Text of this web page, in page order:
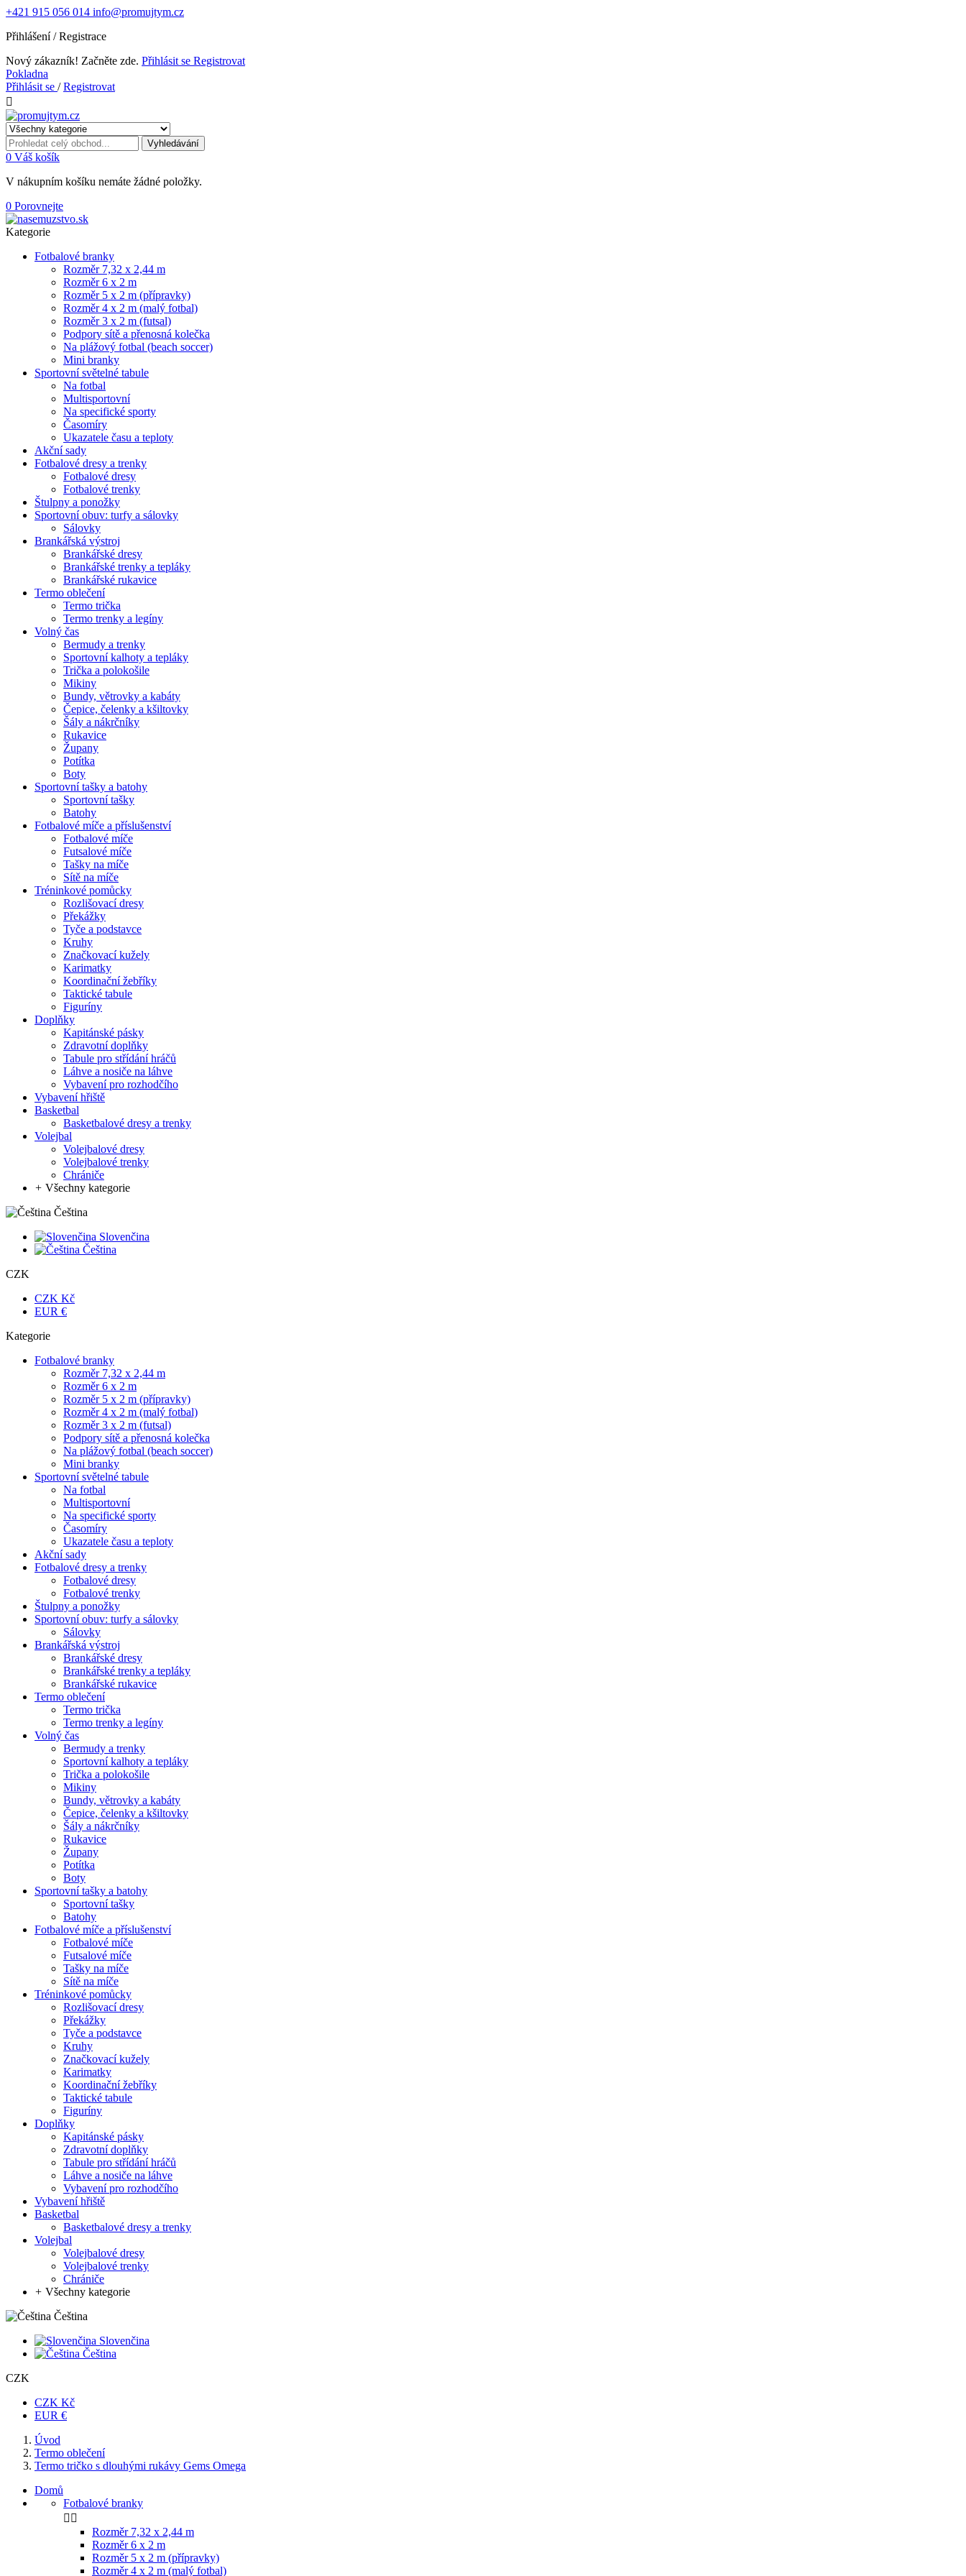
+421 915 056 014 info@promujtym.cz
Přihlášení / Registrace
Nový zákazník! Začněte zde. Přihlásit se Registrovat
Pokladna
Přihlásit se /Registrovat

Vyhledávání
0 Váš košík
V nákupním košíku nemáte žádné položky.
0 Porovnejte
Kategorie
Fotbalové branky
Rozměr 7,32 x 2,44 m
Rozměr 6 x 2 m
Rozměr 5 x 2 m (přípravky)
Rozměr 4 x 2 m (malý fotbal)
Rozměr 3 x 2 m (futsal)
Podpory sítě a přenosná kolečka
Na plážový fotbal (beach soccer)
Mini branky
Sportovní světelné tabule
Na fotbal
Multisportovní
Na specifické sporty
Časomíry
Ukazatele času a teploty
Akční sady
Fotbalové dresy a trenky
Fotbalové dresy
Fotbalové trenky
Štulpny a ponožky
Sportovní obuv: turfy a sálovky
Sálovky
Brankářská výstroj
Brankářské dresy
Brankářské trenky a tepláky
Brankářské rukavice
Termo oblečení
Termo trička
Termo trenky a legíny
Volný čas
Bermudy a trenky
Sportovní kalhoty a tepláky
Trička a polokošile
Mikiny
Bundy, větrovky a kabáty
Čepice, čelenky a kšiltovky
Šály a nákrčníky
Rukavice
Župany
Potítka
Boty
Sportovní tašky a batohy
Sportovní tašky
Batohy
Fotbalové míče a příslušenství
Fotbalové míče
Futsalové míče
Tašky na míče
Sítě na míče
Tréninkové pomůcky
Rozlišovací dresy
Překážky
Tyče a podstavce
Kruhy
Značkovací kužely
Karimatky
Koordinační žebříky
Taktické tabule
Figuríny
Doplňky
Kapitánské pásky
Zdravotní doplňky
Tabule pro střídání hráčů
Láhve a nosiče na láhve
Vybavení pro rozhodčího
Vybavení hřiště
Basketbal
Basketbalové dresy a trenky
Volejbal
Volejbalové dresy
Volejbalové trenky
Chrániče
+ Všechny kategorie
Čeština
Slovenčina
Čeština
CZK
CZK Kč
EUR €
Kategorie
Fotbalové branky
Rozměr 7,32 x 2,44 m
Rozměr 6 x 2 m
Rozměr 5 x 2 m (přípravky)
Rozměr 4 x 2 m (malý fotbal)
Rozměr 3 x 2 m (futsal)
Podpory sítě a přenosná kolečka
Na plážový fotbal (beach soccer)
Mini branky
Sportovní světelné tabule
Na fotbal
Multisportovní
Na specifické sporty
Časomíry
Ukazatele času a teploty
Akční sady
Fotbalové dresy a trenky
Fotbalové dresy
Fotbalové trenky
Štulpny a ponožky
Sportovní obuv: turfy a sálovky
Sálovky
Brankářská výstroj
Brankářské dresy
Brankářské trenky a tepláky
Brankářské rukavice
Termo oblečení
Termo trička
Termo trenky a legíny
Volný čas
Bermudy a trenky
Sportovní kalhoty a tepláky
Trička a polokošile
Mikiny
Bundy, větrovky a kabáty
Čepice, čelenky a kšiltovky
Šály a nákrčníky
Rukavice
Župany
Potítka
Boty
Sportovní tašky a batohy
Sportovní tašky
Batohy
Fotbalové míče a příslušenství
Fotbalové míče
Futsalové míče
Tašky na míče
Sítě na míče
Tréninkové pomůcky
Rozlišovací dresy
Překážky
Tyče a podstavce
Kruhy
Značkovací kužely
Karimatky
Koordinační žebříky
Taktické tabule
Figuríny
Doplňky
Kapitánské pásky
Zdravotní doplňky
Tabule pro střídání hráčů
Láhve a nosiče na láhve
Vybavení pro rozhodčího
Vybavení hřiště
Basketbal
Basketbalové dresy a trenky
Volejbal
Volejbalové dresy
Volejbalové trenky
Chrániče
+ Všechny kategorie
Čeština
Slovenčina
Čeština
CZK
CZK Kč
EUR €
Úvod
Termo oblečení
Termo tričko s dlouhými rukávy Gems Omega
Domů
Fotbalové branky
 
Rozměr 7,32 x 2,44 m
Rozměr 6 x 2 m
Rozměr 5 x 2 m (přípravky)
Rozměr 4 x 2 m (malý fotbal)